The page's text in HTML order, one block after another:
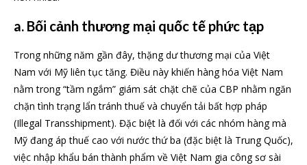
a. Bối cảnh thương mại quốc tế phức tạp
Trong những năm gần đây, thặng dư thương mại của Việt
Nam với Mỹ liên tục tăng. Điều này khiến hàng hóa Việt Nam
nằm trong “tầm ngắm” giám sát chặt chẽ của CBP nhằm ngăn
chặn tình trạng lẩn tránh thuế và chuyển tải bất hợp pháp
(Illegal Transshipment). Đặc biệt là đối với các nhóm hàng mà
Mỹ đang áp thuế cao với nước thứ ba (đặc biệt là Trung Quốc),
việc nhập khẩu bán thành phẩm về Việt Nam gia công sơ sài